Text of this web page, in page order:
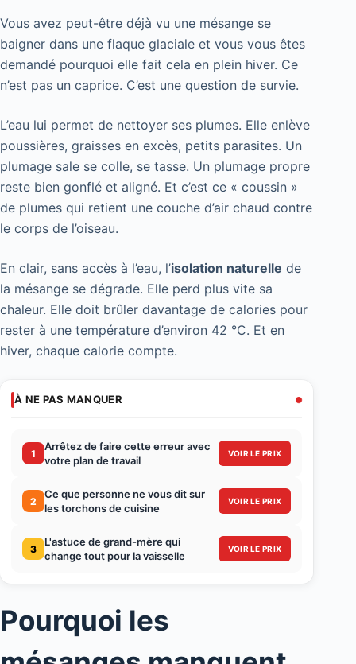
Vous avez peut-être déjà vu une mésange se
baigner dans une flaque glaciale et vous vous êtes
demandé pourquoi elle fait cela en plein hiver. Ce
n’est pas un caprice. C’est une question de survie.
L’eau lui permet de nettoyer ses plumes. Elle enlève
poussières, graisses en excès, petits parasites. Un
plumage sale se colle, se tasse. Un plumage propre
reste bien gonflé et aligné. Et c’est ce « coussin »
de plumes qui retient une couche d’air chaud contre
le corps de l’oiseau.
En clair, sans accès à l’eau, l’isolation naturelle de
la mésange se dégrade. Elle perd plus vite sa
chaleur. Elle doit brûler davantage de calories pour
rester à une température d’environ 42 °C. Et en
hiver, chaque calorie compte.
À NE PAS MANQUER
1
Arrêtez de faire cette erreur avec
votre plan de travail
VOIR LE PRIX
2
Ce que personne ne vous dit sur
les torchons de cuisine
VOIR LE PRIX
3
L'astuce de grand-mère qui
change tout pour la vaisselle
VOIR LE PRIX
Pourquoi les